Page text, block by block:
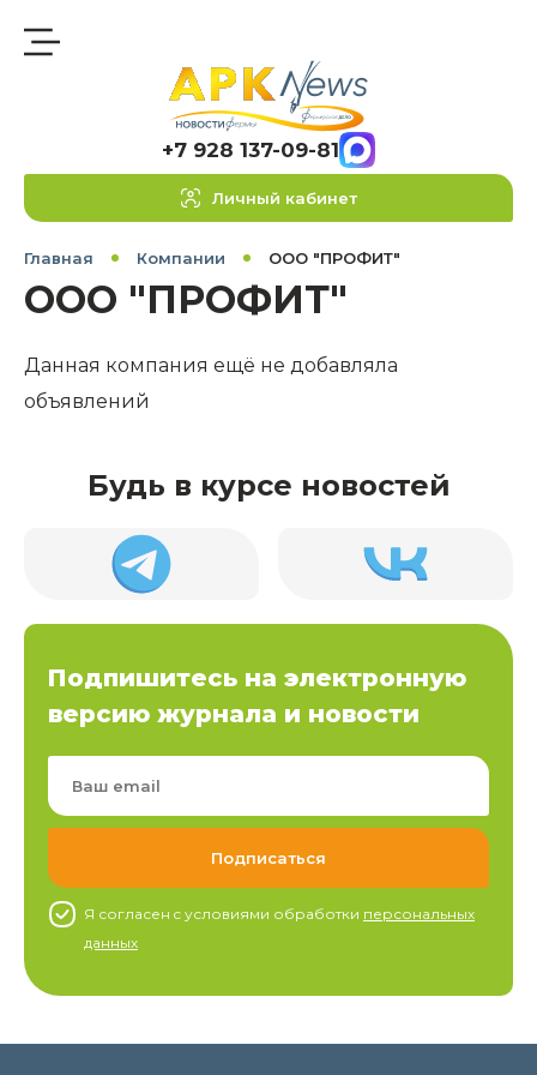
+7 928 137-09-81
Личный кабинет
Главная Компании ООО "ПРОФИТ"
ООО "ПРОФИТ"
Данная компания ещё не добавляла
объявлений
Будь в курсе новостей
Подпишитесь на электронную
версию журнала и новости
Я согласен c условиями обработки персональных
данных